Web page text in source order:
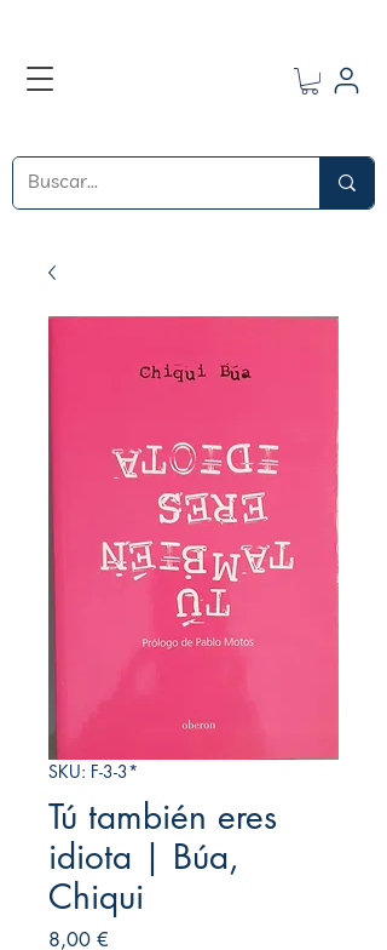
SKU: F-3-3*
Tú también eres
idiota | Búa,
Chiqui
8,00 €